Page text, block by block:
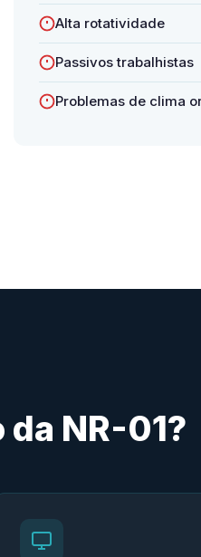
Alta rotatividade
Passivos trabalhistas
Problemas de clima
NR-01?